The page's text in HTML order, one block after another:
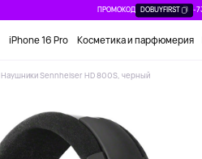
ПРОМОКОД DOBUYFIRST -
iPhone 16 Pro Косметика и парфюмерия
Наушники Sennheiser HD 800S, черный